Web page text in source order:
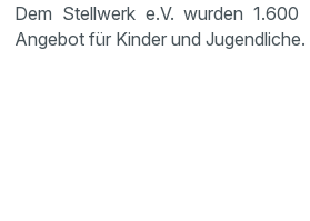
Dem Stellwerk e.V. wurden
Angebot für Kinder und Jugendliche.